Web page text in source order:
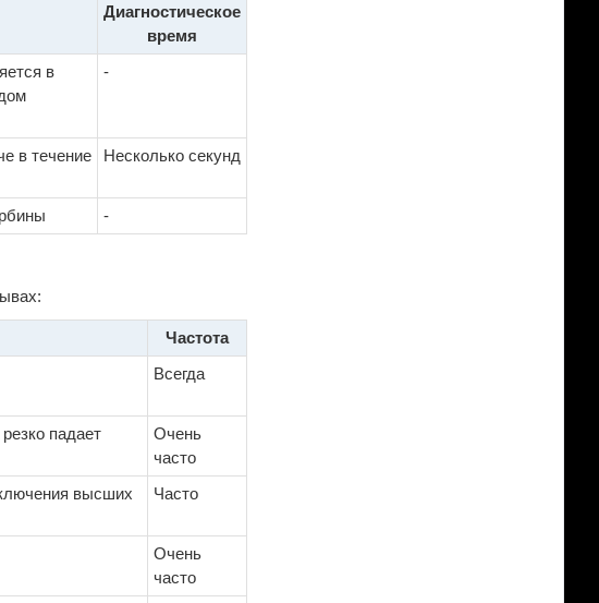
Диагностическое
время
в
-
в течение
Несколько секунд
-
Частота
Всегда
падает
Очень
часто
высших
Часто
Очень
часто